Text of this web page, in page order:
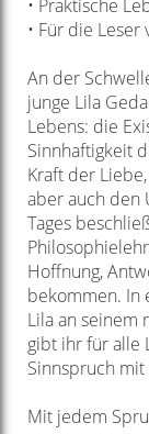
• Praktische
• Für die Leser
An der
junge Lila
Lebens: die
Sinnhaftigkeit
Kraft der
aber auch den
Tages
Hoffnung,
bekommen. In
Lila an seinem
gibt ihr für alle
Sinnspruch mit
Mit jedem